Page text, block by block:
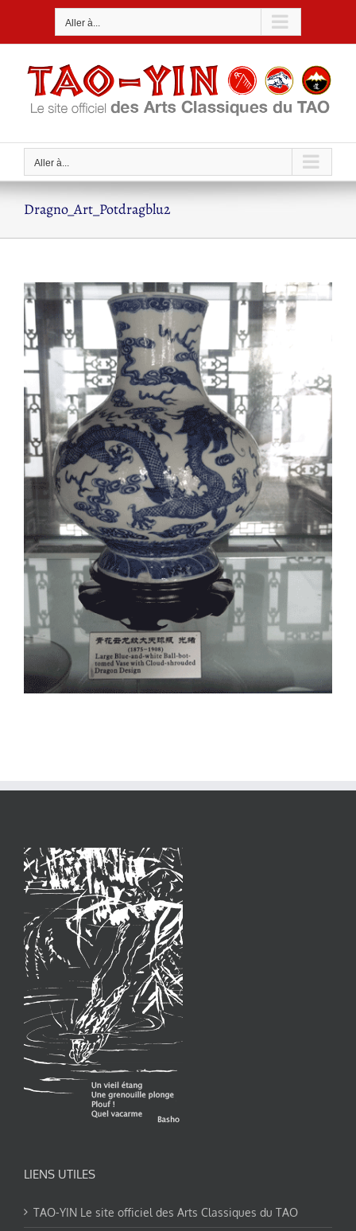
Aller à...
Aller à...
Dragno_Art_Potdragblu2
LIENS UTILES
TAO-YIN Le site officiel des Arts Classiques du TAO